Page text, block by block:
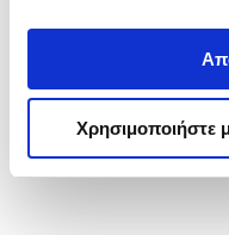
Χρησιμοποιήστε